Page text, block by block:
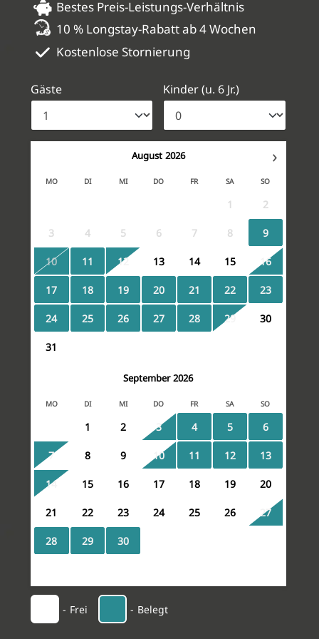
Bestes Preis-Leistungs-Verhältnis
10 % Longstay-Rabatt ab 4 Wochen
Kostenlose Stornierung
Gäste Kinder (u. 6 Jr.)
›
August 2026
MO DI MI DO FR SA SO
1 2
3 4 5 6 7 8 9
10 11 12 13 14 15 16
17 18 19 20 21 22 23
24 25 26 27 28 29 30
31
September 2026
MO DI MI DO FR SA SO
1 2 3 4 5 6
7 8 9 10 11 12 13
14 15 16 17 18 19 20
21 22 23 24 25 26 27
28 29 30
- Frei - Belegt